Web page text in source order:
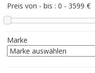
Preis von - bis : 0 - 3599 €
Marke